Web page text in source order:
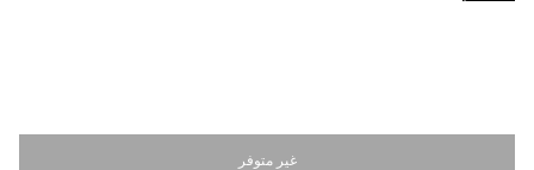
غير متوفر